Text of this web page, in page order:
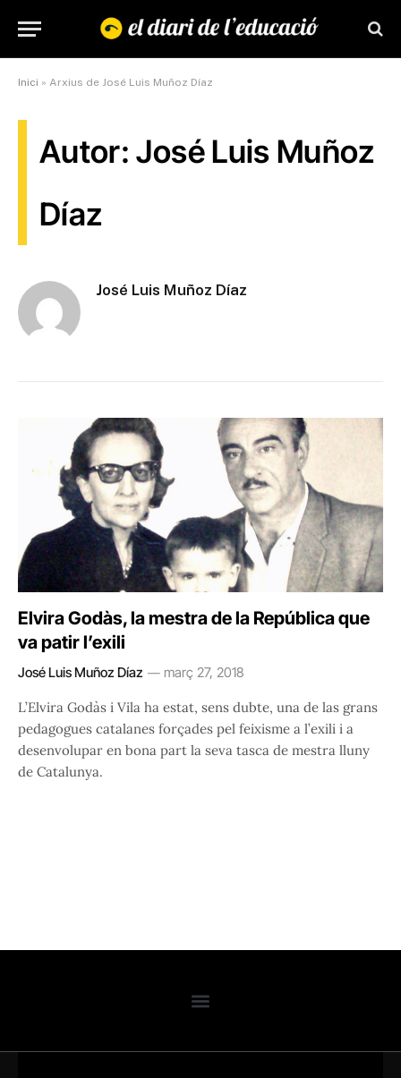
Inici » Arxius de José Luis Muñoz Díaz
Autor: José Luis Muñoz
Díaz
José Luis Muñoz Díaz
Elvira Godàs, la mestra de la República que
va patir l’exili
José Luis Muñoz Díaz març 27, 2018
L’Elvira Godàs i Vila ha estat, sens dubte, una de las grans
pedagogues catalanes forçades pel feixisme a l’exili i a
desenvolupar en bona part la seva tasca de mestra lluny
de Catalunya.